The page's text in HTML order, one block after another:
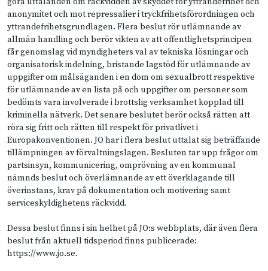
anonymitet och mot repressalier i tryckfrihetsförordningen och
yttrandefrihetsgrundlagen. Flera beslut rör utlämnande av
allmän handling och berör vikten av att offentlighetsprincipen
får genomslag vid myndigheters val av tekniska lösningar och
organisatorisk indelning, bristande lagstöd för utlämnande av
uppgifter om målsäganden i en dom om sexualbrott respektive
för utlämnande av en lista på och uppgifter om personer som
bedömts vara involverade i brottslig verksamhet kopplad till
kriminella nätverk. Det senare beslutet berör också rätten att
röra sig fritt och rätten till respekt för privatlivet i
Europakonventionen. JO har i flera beslut uttalat sig beträffande
tillämpningen av förvaltningslagen. Besluten tar upp frågor om
partsinsyn, kommunicering, omprövning av en kommunal
nämnds beslut och överlämnande av ett överklagande till
överinstans, krav på dokumentation och motivering samt
serviceskyldighetens räckvidd.
Dessa beslut finns i sin helhet på JO:s webbplats, där även flera
beslut från aktuell tidsperiod finns publicerade:
https://www.jo.se.